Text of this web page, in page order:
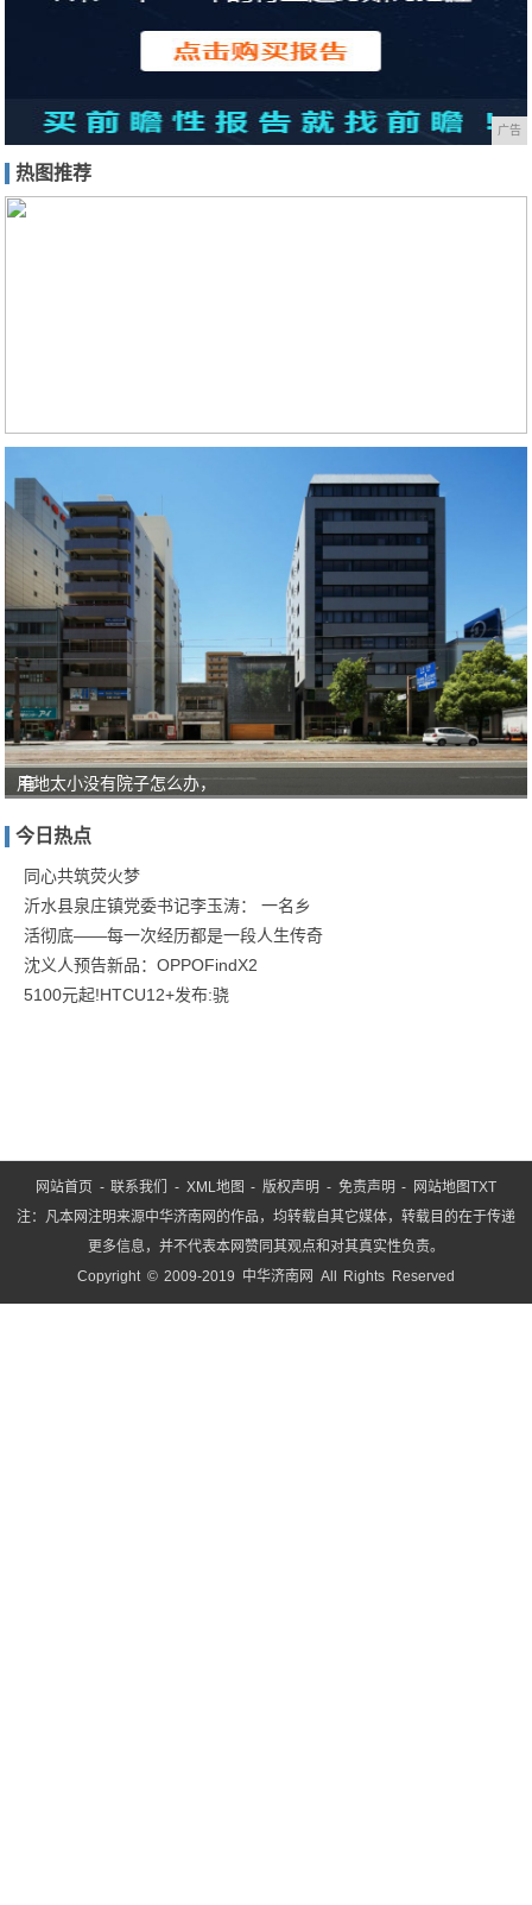
广告
热图推荐
有
对
“教
育
就
是
服
用地太小没有院子怎么办，
今日热点
同心共筑荧火梦
沂水县泉庄镇党委书记李玉涛： 一名乡
活彻底——每一次经历都是一段人生传奇
沈义人预告新品：OPPOFindX2
5100元起!HTCU12+发布:骁
网站首页 -联系我们 - XML地图 -版权声明 - 免责声明 - 网站地图TXT
注：凡本网注明来源中华济南网的作品，均转载自其它媒体，转载目的在于传递
更多信息，并不代表本网赞同其观点和对其真实性负责。
Copyright © 2009-2019 中华济南网 All Rights Reserved